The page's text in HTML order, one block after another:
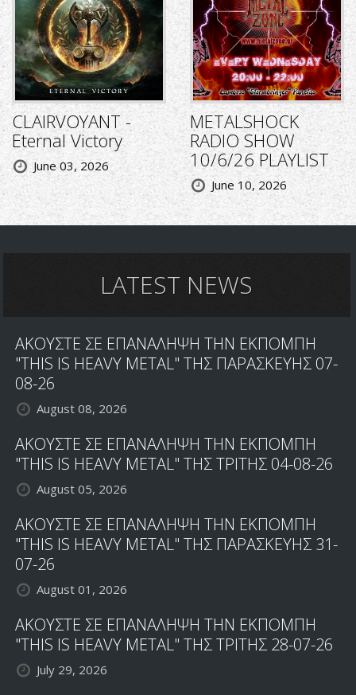
CLAIRVOYANT -
Eternal Victory
June 03, 2026
METALSHOCK
RADIO SHOW
10/6/26 PLAYLIST
June 10, 2026
LATEST NEWS
ΑΚΟΥΣΤΕ ΣΕ ΕΠΑΝΑΛΗΨΗ ΤΗΝ ΕΚΠΟΜΠΗ
"THIS IS HEAVY METAL" ΤΗΣ ΠΑΡΑΣΚΕΥΗΣ 07-
08-26
August 08, 2026
ΑΚΟΥΣΤΕ ΣΕ ΕΠΑΝΑΛΗΨΗ ΤΗΝ ΕΚΠΟΜΠΗ
"THIS IS HEAVY METAL" ΤΗΣ ΤΡΙΤΗΣ 04-08-26
August 05, 2026
ΑΚΟΥΣΤΕ ΣΕ ΕΠΑΝΑΛΗΨΗ ΤΗΝ ΕΚΠΟΜΠΗ
"THIS IS HEAVY METAL" ΤΗΣ ΠΑΡΑΣΚΕΥΗΣ 31-
07-26
August 01, 2026
ΑΚΟΥΣΤΕ ΣΕ ΕΠΑΝΑΛΗΨΗ ΤΗΝ ΕΚΠΟΜΠΗ
"THIS IS HEAVY METAL" ΤΗΣ ΤΡΙΤΗΣ 28-07-26
July 29, 2026